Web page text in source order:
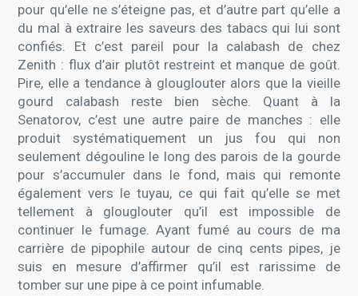
pour qu’elle ne s’éteigne pas, et d’autre part qu’elle a
du mal à extraire les saveurs des tabacs qui lui sont
confiés. Et c’est pareil pour la calabash de chez
Zenith : flux d’air plutôt restreint et manque de goût.
Pire, elle a tendance à glouglouter alors que la vieille
gourd calabash reste bien sèche. Quant à la
Senatorov, c’est une autre paire de manches : elle
produit systématiquement un jus fou qui non
seulement dégouline le long des parois de la gourde
pour s’accumuler dans le fond, mais qui remonte
également vers le tuyau, ce qui fait qu’elle se met
tellement à glouglouter qu’il est impossible de
continuer le fumage. Ayant fumé au cours de ma
carrière de pipophile autour de cinq cents pipes, je
suis en mesure d’affirmer qu’il est rarissime de
tomber sur une pipe à ce point infumable.